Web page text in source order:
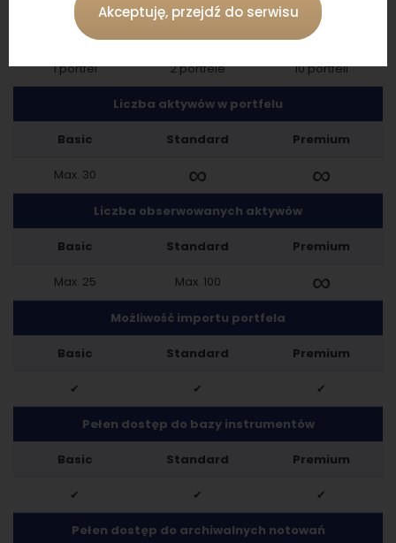
Basic Premium
1 portfel 2 portfele 10 portfeli
Liczba aktywów w portfelu
Basic Standard Premium
Max. 30 ∞ ∞
Liczba obserwowanych aktywów
Basic Standard Premium
Max. 25 Max. 100 ∞
Możliwość importu portfela
Basic Standard Premium
✔ ✔ ✔
Pełen dostęp do bazy instrumentów
Basic Standard Premium
✔ ✔ ✔
Pełen dostęp do archiwalnych notowań
Akceptuję, przejdź do serwisu